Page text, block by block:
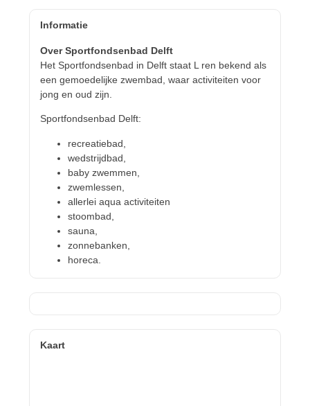
Informatie
Over Sportfondsenbad Delft
Het Sportfondsenbad in Delft staat L ren bekend als
een gemoedelijke zwembad, waar activiteiten voor
jong en oud zijn.
Sportfondsenbad Delft:
recreatiebad,
wedstrijdbad,
baby zwemmen,
zwemlessen,
allerlei aqua activiteiten
stoombad,
sauna,
zonnebanken,
horeca.
Kaart